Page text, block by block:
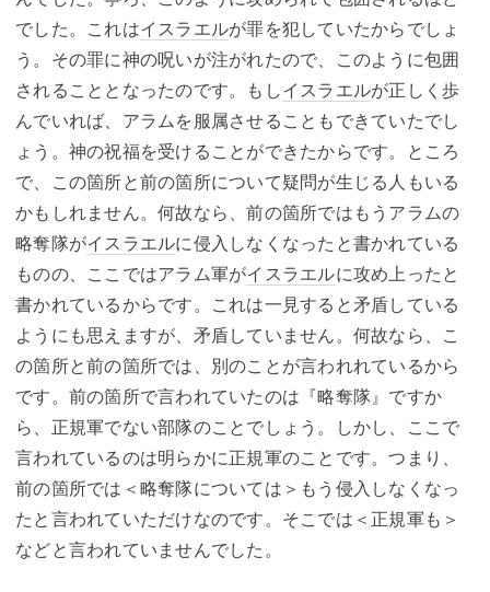
でした。これはイスラエルが罪を犯していたからでしょ
う。その罪に神の呪いが注がれたので、このように包囲
されることとなったのです。もしイスラエルが正しく歩
んでいれば、アラムを服属させることもできていたでし
ょう。神の祝福を受けることができたからです。ところ
で、この箇所と前の箇所について疑問が生じる人もいる
かもしれません。何故なら、前の箇所ではもうアラムの
略奪隊がイスラエルに侵入しなくなったと書かれている
ものの、ここではアラム軍がイスラエルに攻め上ったと
書かれているからです。これは一見すると矛盾している
ようにも思えますが、矛盾していません。何故なら、こ
の箇所と前の箇所では、別のことが言われれているから
です。前の箇所で言われていたのは『略奪隊』ですか
ら、正規軍でない部隊のことでしょう。しかし、ここで
言われているのは明らかに正規軍のことです。つまり、
前の箇所では＜略奪隊については＞もう侵入しなくなっ
たと言われていただけなのです。そこでは＜正規軍も＞
などと言われていませんでした。